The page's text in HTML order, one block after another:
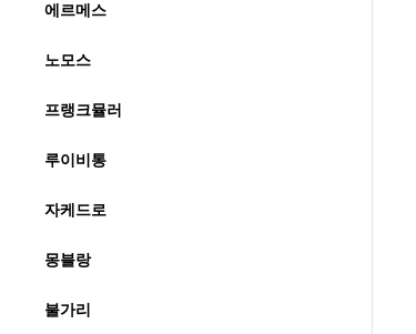
에르메스
노모스
프랭크뮬러
루이비통
자케드로
몽블랑
불가리